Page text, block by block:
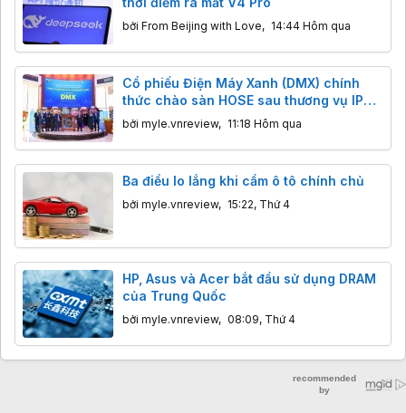
bởi From Beijing with Love, 14:44 Hôm qua
Cổ phiếu Điện Máy Xanh (DMX) chính
thức chào sàn HOSE sau thương vụ IPO
tỷ đô
bởi myle.vnreview, 11:18 Hôm qua
Ba điều lo lắng khi cầm ô tô chính chủ
bởi myle.vnreview, 15:22, Thứ 4
HP, Asus và Acer bắt đầu sử dụng DRAM
của Trung Quốc
bởi myle.vnreview, 08:09, Thứ 4